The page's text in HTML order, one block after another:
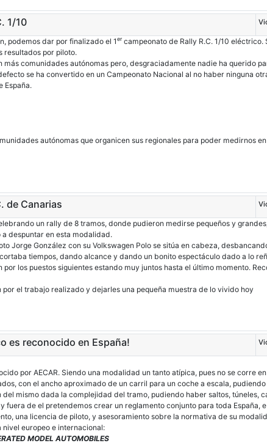
1/10
podemos dar por finalizado el 1ercampeonato de Rally R.C. 1/10
resultados por piloto.
más comunidades autónomas pero, desgraciadamente nadie ha querido
se ha convertido en un Campeonato Nacional al no haber ninguna
España.
autónomas que organicen sus regionales para poder medirnos
de Canarias
un rally de 8 tramos, donde pudieron medirse pequeños y
despuntar en esta modalidad.
Jorge González con su Volkswagen Polo se sitúa en cabeza,
tiempos, dando alcance y dando un bonito espectáculo dado a lo
por los puestos siguientes estando muy juntos hasta el último momento.
el trabajo realizado y dejarles una pequeña muestra de lo vivido hoy
es reconocido en España!
por AECAR. Siendo una modalidad un tanto atípica, pues no se corre
con el ancho aproximado de un carril para un coche a escala,
mismo dada la complejidad del tramo, pudiendo haber saltos, túneles,
fuera de el pretendemos crear un reglamento conjunto para toda España,
una licencia de piloto, y asesoramiento sobre la normativa de su
nivel europeo e internacional:
MODEL AUTOMOBILES